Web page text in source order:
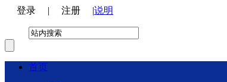
登录 | 注册 |说明
首页